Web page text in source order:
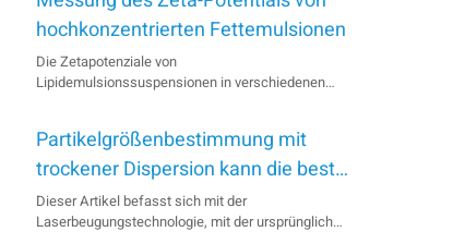
hochkonzentrierten Fettemulsionen
Die Zetapotenziale von
Lipidemulsionssuspensionen in verschiedenen
Die Ergebnisse bestätigen die Fähigkeit des
BeNano 180 Zeta zur Messung des Zetapotenzials
von hochkonzentrierten Proben dank der
innovativen...
Partikelgrößenbestimmung mit
trockener Dispersion kann die beste
Wahl für die pharmazeutische
Analyse sein
Dieser Artikel befasst sich mit der
Laserbeugungstechnologie, mit der ursprünglich